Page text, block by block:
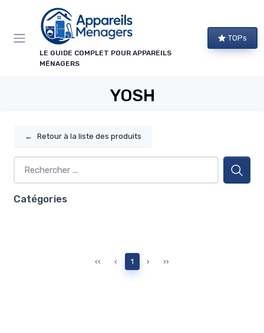
LE GUIDE COMPLET POUR APPAREILS
MÉNAGERS
TOPs
YOSH
← Retour à la liste des produits
Catégories
‹‹ ‹ 1 › ››
Panneau de gestion des cookies